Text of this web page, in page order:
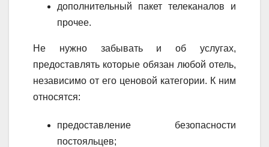
дополнительный пакет телеканалов и
прочее.
Не нужно забывать и об услугах,
предоставлять которые обязан любой отель,
независимо от его ценовой категории. К ним
относятся:
предоставление безопасности
постояльцев;